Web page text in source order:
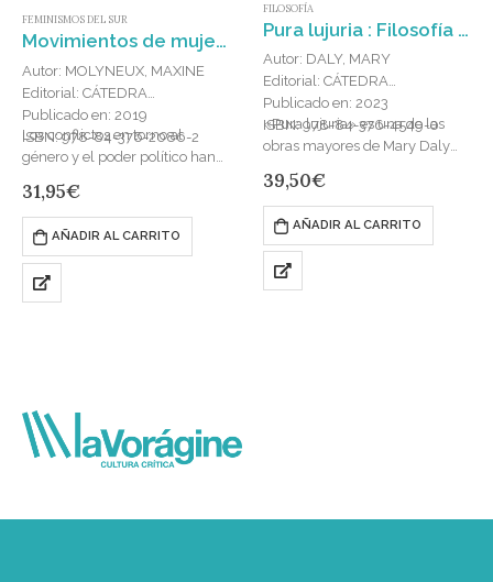
FEMINISMOS DEL SUR
Movimientos de mujeres en América Latina : Estudio teórico comparado
Autor: MOLYNEUX, MAXINE
Editorial: CÁTEDRA
Publicado en: 2019
ISBN: 978-84-376-2086-2
Los conflictos en torno al
género y el poder político han
fundamental en la historia del
mundo moderno.
«Movimientos de mujeres…
31,95€
AÑADIR AL CARRITO
FILOSOFÍA
Pura lujuria : Filosofía feminista elemental
Autor: DALY, MARY
Editorial: CÁTEDRA
Publicado en: 2023
ISBN: 978-84-376-4549-0
«Pura lujuria» es una de las
obras ma­yo­res de Mary Daly
feminista radical y una de las
pri­meras doctoras en teología
católica…
39,50€
AÑADIR AL CARRITO